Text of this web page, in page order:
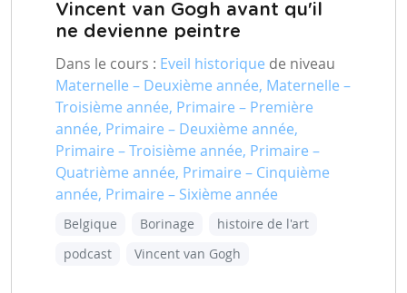
Vincent van Gogh avant qu'il
ne devienne peintre
Dans le cours : Eveil historique de niveau
Maternelle – Deuxième année, Maternelle –
Troisième année, Primaire – Première
année, Primaire – Deuxième année,
Primaire – Troisième année, Primaire –
Quatrième année, Primaire – Cinquième
année, Primaire – Sixième année
Belgique Borinage
histoire de l'art
podcast
Vincent van Gogh